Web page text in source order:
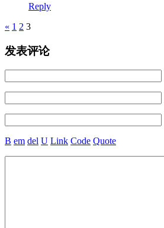
Reply
Pages
« 1 2 3
发表评论
B em del U Link Code Quote